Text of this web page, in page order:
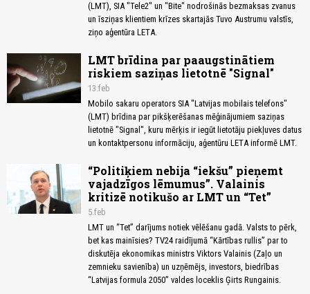
(LMT), SIA "Tele2" un "Bite" nodrošinās bezmaksas zvanus
un īsziņas klientiem krīzes skartajās Tuvo Austrumu valstīs,
ziņo aģentūra LETA.
LMT brīdina par paaugstinātiem
riskiem saziņas lietotnē "Signal"
13.feb
Mobilo sakaru operators SIA "Latvijas mobilais telefons"
(LMT) brīdina par pikšķerēšanas mēģinājumiem saziņas
lietotnē "Signal", kuru mērķis ir iegūt lietotāju piekļuves datus
un kontaktpersonu informāciju, aģentūru LETA informē LMT.
“Politiķiem nebija “iekšu” pieņemt
vajadzīgos lēmumus”. Valainis
kritizē notikušo ar LMT un “Tet”
5.feb
LMT un “Tet” darījums notiek vēlēšanu gadā. Valsts to pērk,
bet kas mainīsies? TV24 raidījumā “Kārtības rullis” par to
diskutēja ekonomikas ministrs Viktors Valainis (Zaļo un
zemnieku savienība) un uzņēmējs, investors, biedrības
“Latvijas formula 2050” valdes loceklis Ģirts Rungainis.